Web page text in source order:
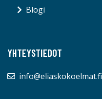
Blogi
YHTEYSTIEDOT
info@eliaskokoelmat.fi